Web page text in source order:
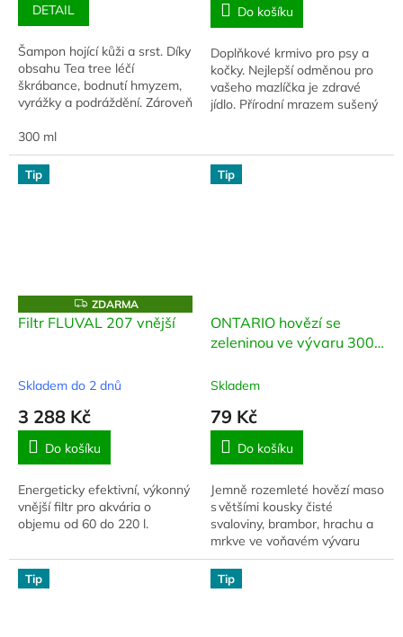
DETAIL
Šampon hojící kůži a srst. Díky
obsahu Tea tree léčí
škrábance, bodnutí hmyzem,
vyrážky a podráždění. Zároveň
hydratuje pokožku.
300 ml
Do košíku
Doplňkové krmivo pro psy a
kočky. Nejlepší odměnou pro
vašeho mazlíčka je zdravé
jídlo. Přírodní mrazem sušený
Tip
Z
D
A
ZDARMA
Filtr FLUVAL 207 vnější
Skladem do 2 dnů
3 288 Kč
Do košíku
Energeticky efektivní, výkonný
vnější filtr pro akvária o
objemu od 60 do 220 l.
Tip
ONTARIO hovězí se
zeleninou ve vývaru 300
Skladem
79 Kč
Do košíku
Jemně rozemleté hovězí maso
s většími kousky čisté
svaloviny, brambor, hrachu a
mrkve ve voňavém vývaru
Tip Tip